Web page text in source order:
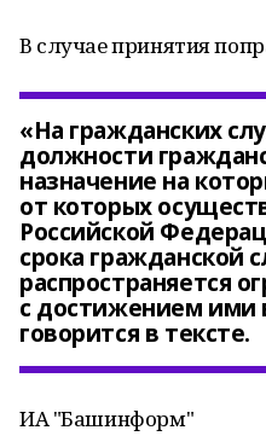
В случае принятия
«На гражданских
должности
назначение на
от которых
Российской
срока гражданской
распространяется
с достижением ими
говорится в тексте.
ИА "Башинформ"